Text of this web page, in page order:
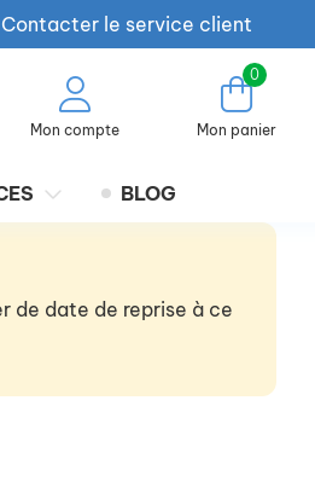
Contacter le service client
Mon compte
0
Mon panier
BLOG
de date de reprise à ce